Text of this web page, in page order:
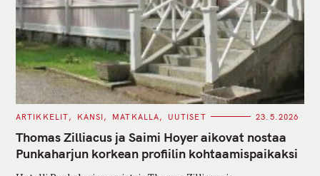
C
T
E
G
O
ARTIKKELIT KANSI MATKALLA UUTISET 23.5.2026
Thomas Zilliacus ja Saimi Hoyer aikovat nostaa
Punkaharjun korkean profiilin kohtaamispaikaksi